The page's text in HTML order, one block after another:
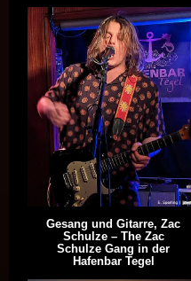
Gesang und Gitarre, Zac
Schulze – The Zac
Schulze Gang in der
Hafenbar Tegel